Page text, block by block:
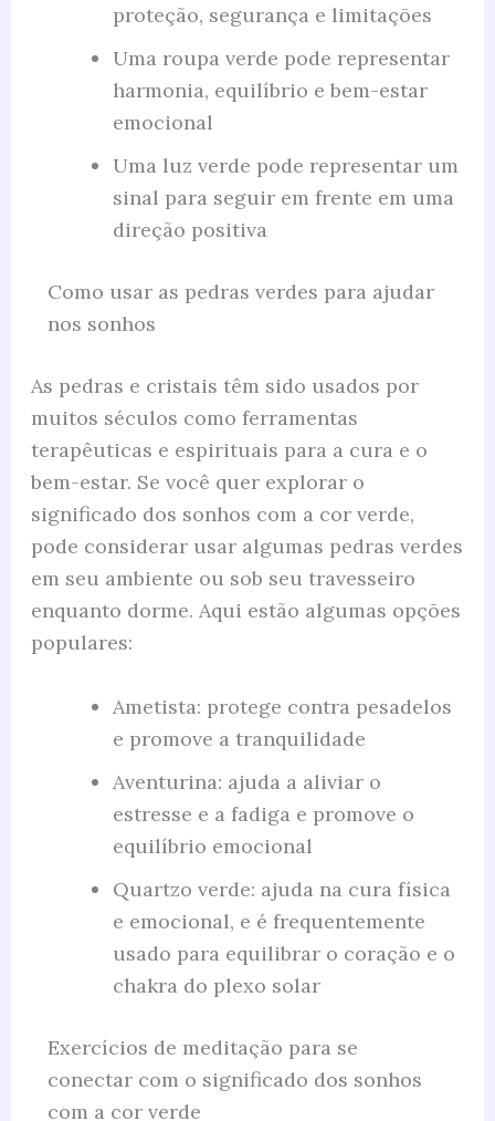
proteção, segurança e limitações
Uma roupa verde pode representar
harmonia, equilíbrio e bem-estar
emocional
Uma luz verde pode representar um
sinal para seguir em frente em uma
direção positiva
Como usar as pedras verdes para ajudar
nos sonhos
As pedras e cristais têm sido usados por
muitos séculos como ferramentas
terapêuticas e espirituais para a cura e o
bem-estar. Se você quer explorar o
significado dos sonhos com a cor verde,
pode considerar usar algumas pedras verdes
em seu ambiente ou sob seu travesseiro
enquanto dorme. Aqui estão algumas opções
populares:
Ametista: protege contra pesadelos
e promove a tranquilidade
Aventurina: ajuda a aliviar o
estresse e a fadiga e promove o
equilíbrio emocional
Quartzo verde: ajuda na cura física
e emocional, e é frequentemente
usado para equilibrar o coração e o
chakra do plexo solar
Exercícios de meditação para se
conectar com o significado dos sonhos
com a cor verde